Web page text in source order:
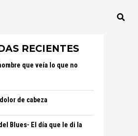
RECIENTES
que veía lo que no
de cabeza
Blues- El día que le di la